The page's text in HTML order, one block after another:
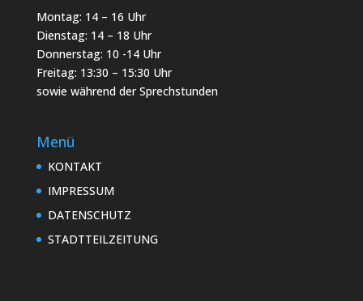
Montag: 14 – 16 Uhr
Dienstag: 14 – 18 Uhr
Donnerstag: 10 -14 Uhr
Freitag: 13:30 – 15:30 Uhr
sowie während der Sprechstunden
Menü
KONTAKT
IMPRESSUM
DATENSCHUTZ
STADTTEILZEITUNG